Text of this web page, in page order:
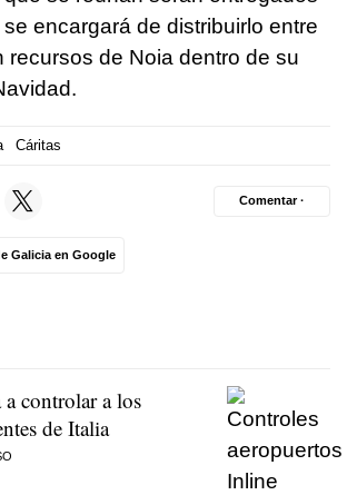
encargará de distribuirlo entre
recursos de Noia dentro de su
Cáritas
Galicia en Google
Comentar ·
a controlar a los
de Italia